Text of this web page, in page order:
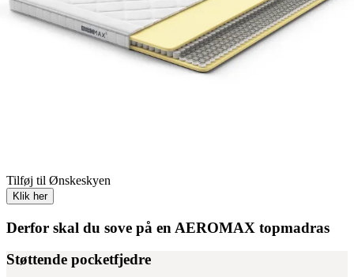
Levering 3 - 12 hverdage
Tilføj til Ønskeskyen
Klik her
Derfor skal du sove på en AEROMAX topmadras
Støttende pocketfjedre